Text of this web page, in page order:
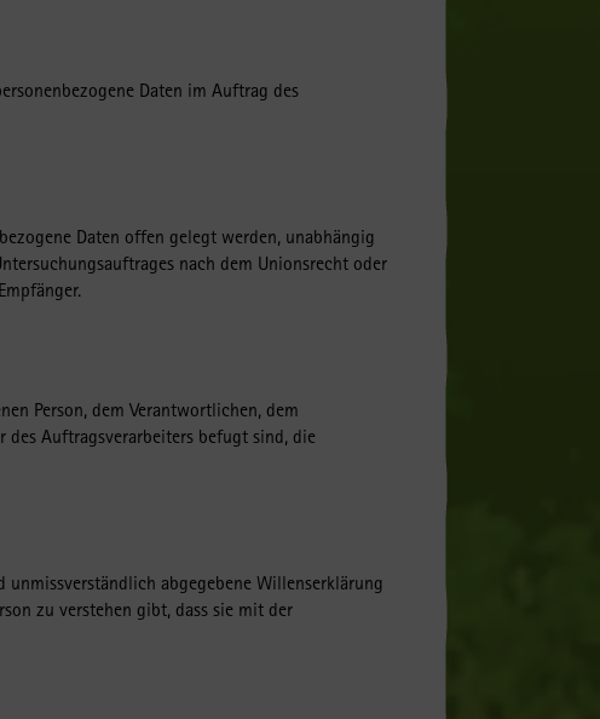
Daten im Auftrag des
Daten offen gelegt werden, unabhängig
nach dem Unionsrecht oder
Person, dem Verantwortlichen, dem
des Auftragsverarbeiters befugt sind, die
abgegebene Willenserklärung
zu verstehen gibt, dass sie mit der